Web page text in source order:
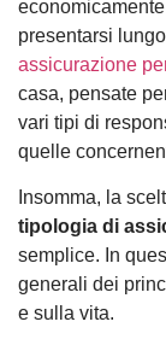
presentarsi
assicurazione
casa, pensate
vari tipi di
quelle
Insomma, la
tipologia di
semplice. In
generali dei
e sulla vita.